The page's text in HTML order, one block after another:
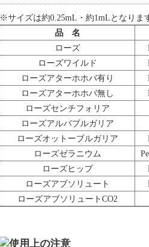
※サイズは約0.25mL・約1mLとなりま
品 名
ローズ
ローズワイルド
ローズアターホホバ有り
ローズアターホホバ無し
ローズセンチフォリア
ローズアルバブルガリア
ローズオットーブルガリア
ローズゼラニウム
ローズヒップ
ローズアブソリュート
ローズアブソリュートCO2